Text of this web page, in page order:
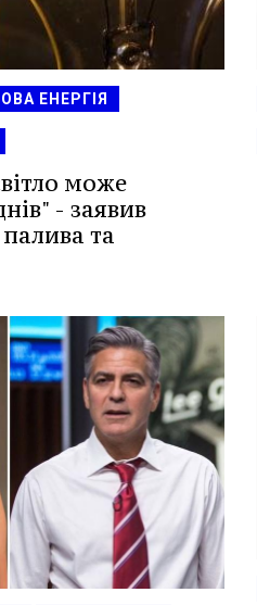
ЕНЕРГІЯ
може
- заявив
та